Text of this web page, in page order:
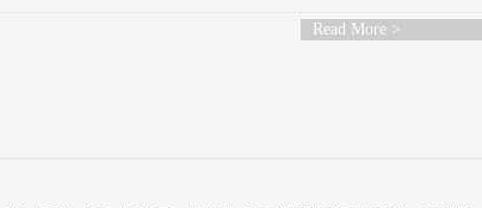
Read More >